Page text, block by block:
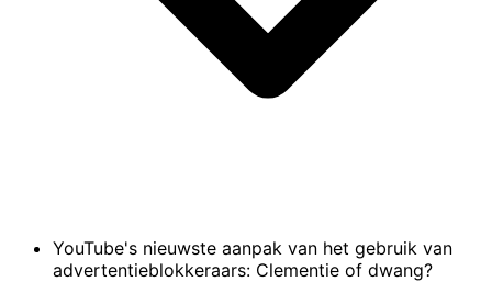
YouTube's nieuwste aanpak van het gebruik van
advertentieblokkeraars: Clementie of dwang?